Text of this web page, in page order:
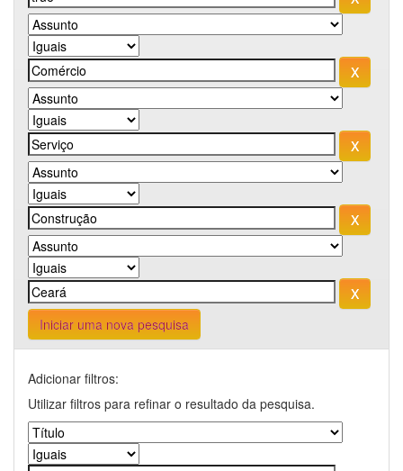
Iniciar uma nova pesquisa
Adicionar filtros:
Utilizar filtros para refinar o resultado da pesquisa.